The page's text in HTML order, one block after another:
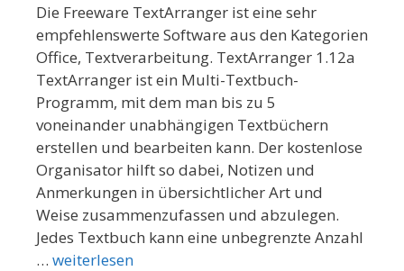
Die Freeware TextArranger ist eine sehr
empfehlenswerte Software aus den Kategorien
Office, Textverarbeitung. TextArranger 1.12a
TextArranger ist ein Multi-Textbuch-
Programm, mit dem man bis zu 5
voneinander unabhängigen Textbüchern
erstellen und bearbeiten kann. Der kostenlose
Organisator hilft so dabei, Notizen und
Anmerkungen in übersichtlicher Art und
Weise zusammenzufassen und abzulegen.
Jedes Textbuch kann eine unbegrenzte Anzahl
… weiterlesen